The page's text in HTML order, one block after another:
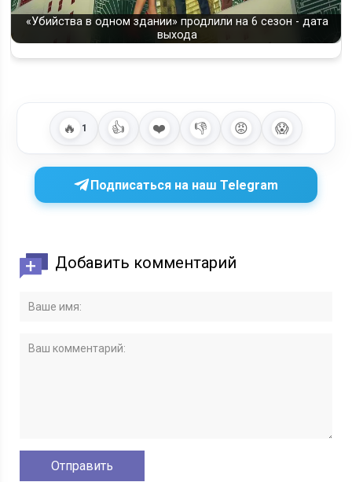
«Убийства в одном здании» продлили на 6 сезон - дата
выхода
🔥 1 👍 ❤️ 👎 😡 😱
Подписаться на наш Telegram
Добавить комментарий